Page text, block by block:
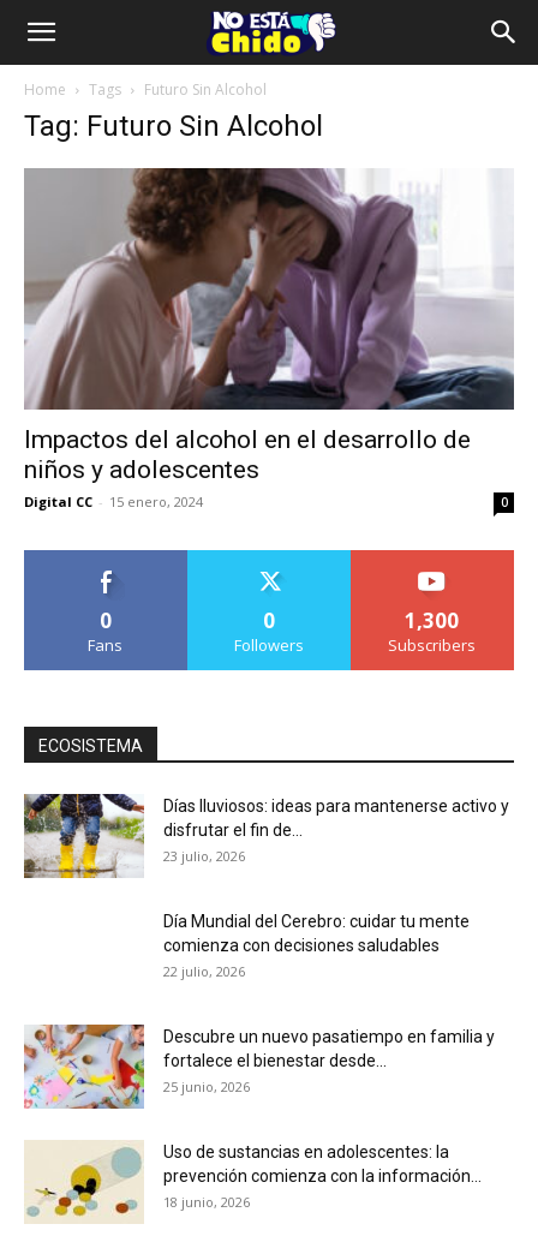
Home Tags Futuro Sin Alcohol
Tag: Futuro Sin Alcohol
Impactos del alcohol en el desarrollo de
niños y adolescentes
Digital CC - 15 enero, 2024 0
0
Fans
0
Followers
1,300
Subscribers
ECOSISTEMA
Días lluviosos: ideas para mantenerse activo y
disfrutar el fin de...
23 julio, 2026
Día Mundial del Cerebro: cuidar tu mente
comienza con decisiones saludables
22 julio, 2026
Descubre un nuevo pasatiempo en familia y
fortalece el bienestar desde...
25 junio, 2026
Uso de sustancias en adolescentes: la
prevención comienza con la información...
18 junio, 2026